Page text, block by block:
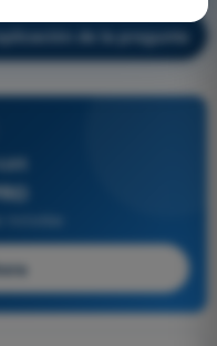
de la pregunta
4,6/5